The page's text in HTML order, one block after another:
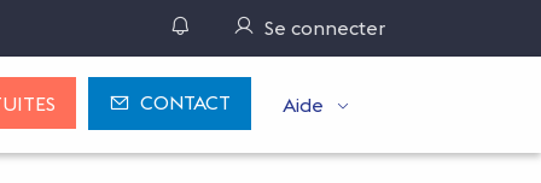
Gérer ses notifications
Se connecter
CONTACT Aide